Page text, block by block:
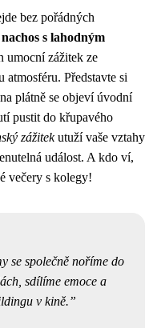
bez pořádných
s lahodným
umocní zážitek ze
Představte si
plátně se objeví úvodní
pustit do křupavého
zážitekutuží vaše vztahy
událost. A kdo ví,
večery s kolegy!
se společně noříme do
sdílíme emoce a
v kině.